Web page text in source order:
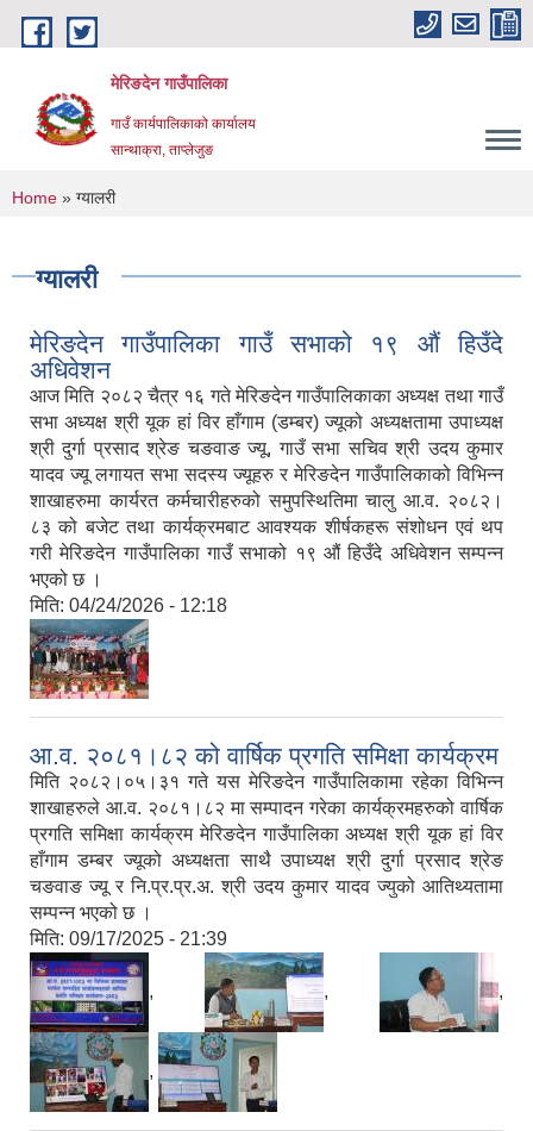
Skip to main content
मेरिङदेन गाउँपालिका
गाउँ कार्यपालिकाको कार्यालय
सान्थाक्रा, ताप्लेजुङ
You are here
Home » ग्यालरी
ग्यालरी
मेरिङदेन गाउँपालिका गाउँ सभाको १९ औं हिउँदे
अधिवेशन
आज मिति २०८२ चैत्र १६ गते मेरिङदेन गाउँपालिकाका अध्यक्ष तथा गाउँ
सभा अध्यक्ष श्री यूक हां विर हाँगाम (डम्बर) ज्यूको अध्यक्षतामा उपाध्यक्ष
श्री दुर्गा प्रसाद श्रेङ चङवाङ ज्यू, गाउँ सभा सचिव श्री उदय कुमार
यादव ज्यू लगायत सभा सदस्य ज्यूहरु र मेरिङदेन गाउँपालिकाको विभिन्न
शाखाहरुमा कार्यरत कर्मचारीहरुको समुपस्थितिमा चालु आ.व. २०८२।
८३ को बजेट तथा कार्यक्रमबाट आवश्यक शीर्षकहरू संशोधन एवं थप
गरी मेरिङदेन गाउँपालिका गाउँ सभाको १९ औं हिउँदे अधिवेशन सम्पन्न
भएको छ ।
मिति: 04/24/2026 - 12:18
आ.व. २०८१।८२ को वार्षिक प्रगति समिक्षा कार्यक्रम
मिति २०८२।०५।३१ गते यस मेरिङदेन गाउँपालिकामा रहेका विभिन्न
शाखाहरुले आ.व. २०८१।८२ मा सम्पादन गरेका कार्यक्रमहरुको वार्षिक
प्रगति समिक्षा कार्यक्रम मेरिङदेन गाउँपालिका अध्यक्ष श्री यूक हां विर
हाँगाम डम्बर ज्यूको अध्यक्षता साथै उपाध्यक्ष श्री दुर्गा प्रसाद श्रेङ
चङवाङ ज्यू र नि.प्र.प्र.अ. श्री उदय कुमार यादव ज्युको आतिथ्यतामा
सम्पन्न भएको छ ।
मिति: 09/17/2025 - 21:39
, , ,
,